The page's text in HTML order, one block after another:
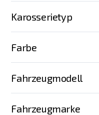
Karosserietyp
Farbe
Fahrzeugmodell
Fahrzeugmarke